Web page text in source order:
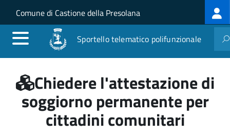
Salta al contenuto principale
Skip to site navigation
Comune di Castione della Presolana
Sportello telematico polifunzionale
Chiedere l'attestazione di
soggiorno permanente per
cittadini comunitari